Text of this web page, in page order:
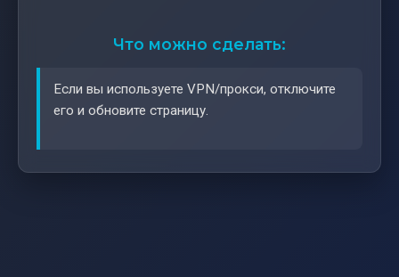
Что можно сделать:
Если вы используете VPN/прокси, отключите
его и обновите страницу.